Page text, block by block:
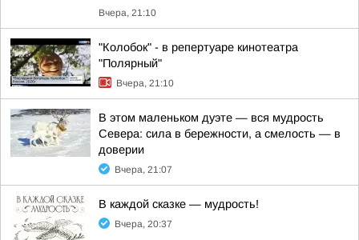
Вчера, 21:10
"Колобок" - в репертуаре кинотеатра
"Полярный"
Вчера, 21:10
В этом маленьком дуэте — вся мудрость
Севера: сила в бережности, а смелость — в
доверии
Вчера, 21:07
В каждой сказке — мудрость!
Вчера, 20:37